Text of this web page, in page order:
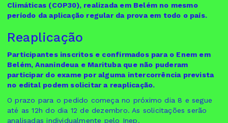
Climáticas (COP30), realizada em Belém no mesmo
período da aplicação regular da prova em todo o país.
Reaplicação
Participantes inscritos e confirmados para o Enem em
Belém, Ananindeua e Marituba que não puderam
participar do exame por alguma intercorrência prevista
no edital podem solicitar a reaplicação.
O prazo para o pedido começa no próximo dia 8 e segue
até as 12h do dia 12 de dezembro. As solicitações serão
analisadas individualmente pelo Inep.